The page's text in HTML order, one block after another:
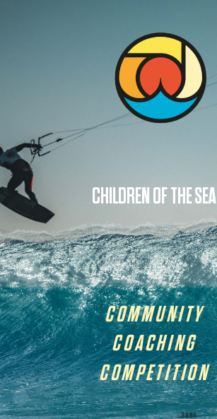
CHILDREN OF THE SEA
COMMUNITY
COACHING
COMPETITION